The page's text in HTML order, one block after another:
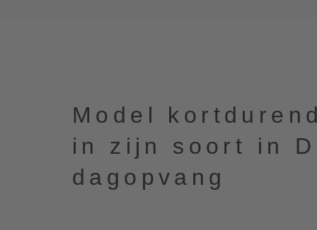
Model
in zijn soort in
dagopvang